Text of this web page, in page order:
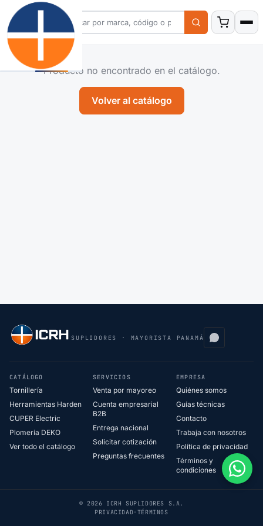
Producto no encontrado en el catálogo.
Volver al catálogo
SUPLIDORES · MAYORISTA PANAMÁ
CATÁLOGO
Tornillería
Herramientas Harden
CUPER Electric
Plomería DEKO
Ver todo el catálogo
SERVICIOS
Venta por mayoreo
Cuenta empresarial
B2B
Entrega nacional
Solicitar cotización
Preguntas frecuentes
EMPRESA
Quiénes somos
Guías técnicas
Contacto
Trabaja con nosotros
Política de privacidad
Términos y
condiciones
© 2026 ICRH SUPLIDORES S.A.
PRIVACIDAD · TÉRMINOS